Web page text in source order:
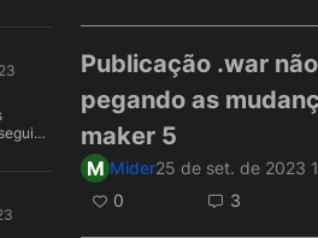
e
de
.war,
Publicação .war
pegando as
maker 5
M Mider25 de set. de 2023
0
3